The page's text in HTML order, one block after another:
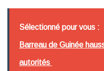
Sélectionné pour vous :
Barreau de Guinée
autorités